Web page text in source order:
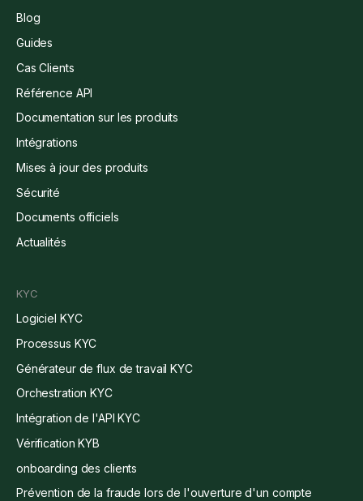
Blog
Guides
Cas Clients
Référence API
Documentation sur les produits
Intégrations
Mises à jour des produits
Sécurité
Documents officiels
Actualités
KYC
Logiciel KYC
Processus KYC
Générateur de flux de travail KYC
Orchestration KYC
Intégration de l'API KYC
Vérification KYB
onboarding des clients
Prévention de la fraude lors de l'ouverture d'un compte